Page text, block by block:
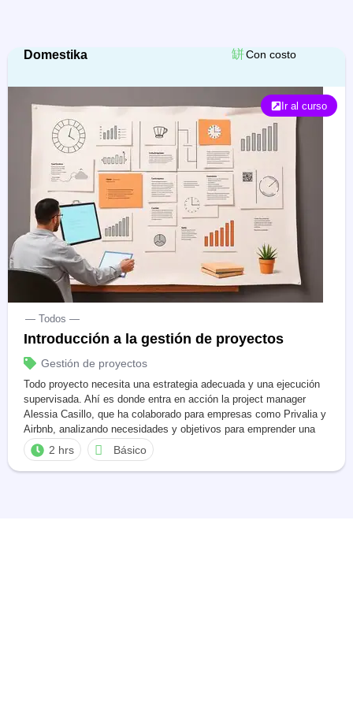
Domestika Con costo
Ir al curso
— Todos —
Introducción a la gestión de proyectos
Gestión de proyectos
Todo proyecto necesita una estrategia adecuada y una ejecución
supervisada. Ahí es donde entra en acción la project manager
Alessia Casillo, que ha colaborado para empresas como Privalia y
Airbnb, analizando necesidades y objetivos para emprender una
planificación acorde.
2 hrs Básico